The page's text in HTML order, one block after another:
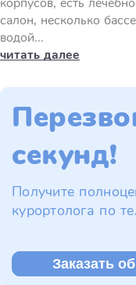
салон, несколько
водой...
читать далее
секунд!
Получите
курортолога по
Заказать